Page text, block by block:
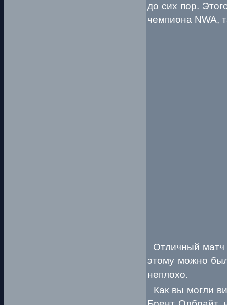
до сих пор.
чемпиона NWA,
Отличный матч
этому можно
неплохо.
Как вы могли